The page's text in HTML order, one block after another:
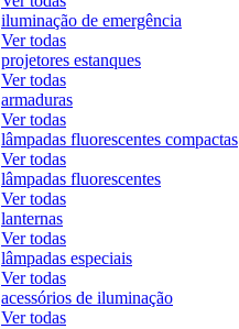
iluminação de emergência
Ver todas
projetores estanques
Ver todas
armaduras
Ver todas
lâmpadas fluorescentes compactas
Ver todas
lâmpadas fluorescentes
Ver todas
lanternas
Ver todas
lâmpadas especiais
Ver todas
acessórios de iluminação
Ver todas